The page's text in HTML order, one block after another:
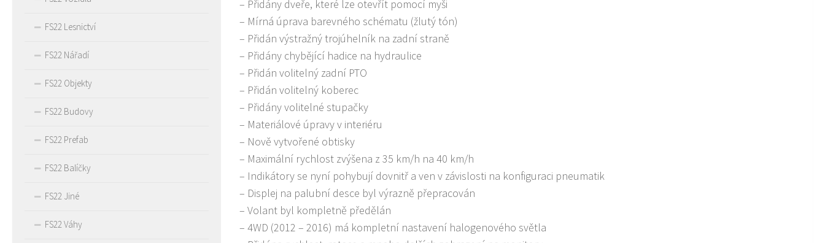
– Přidány dveře, které lze otevřít pomocí myši
– Mírná úprava barevného schématu (žlutý tón)
– Přidán výstražný trojúhelník na zadní straně
– Přidány chybějící hadice na hydraulice
– Přidán volitelný zadní PTO
– Přidán volitelný koberec
– Přidány volitelné stupačky
– Materiálové úpravy v interiéru
– Nově vytvořené obtisky
– Maximální rychlost zvýšena z 35 km/h na 40 km/h
– Indikátory se nyní pohybují dovnitř a ven v závislosti na konfiguraci pneumatik
– Displej na palubní desce byl výrazně přepracován
– Volant byl kompletně předělán
– 4WD (2012 – 2016) má kompletní nastavení halogenového světla
FS22 Lesnictví
FS22 Nářadí
FS22 Objekty
FS22 Budovy
FS22 Prefab
FS22 Balíčky
FS22 Jiné
FS22 Váhy